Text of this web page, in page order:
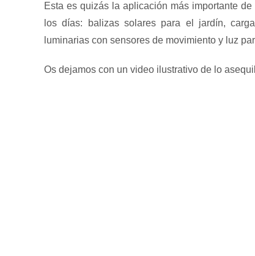
Esta es quizás la aplicación más importante
los días: balizas solares para el jardín,
luminarias con sensores de movimiento y luz
Os dejamos con un video ilustrativo de lo